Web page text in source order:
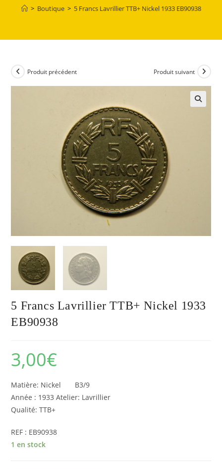
> Boutique > 5 Francs Lavrillier TTB+ Nickel 1933 EB90938
Produit précédent Produit suivant
5 Francs Lavrillier TTB+ Nickel 1933
EB90938
3,00€
Matière: Nickel B3/9
Année : 1933 Atelier: Lavrillier
Qualité: TTB+
REF : EB90938
1 en stock